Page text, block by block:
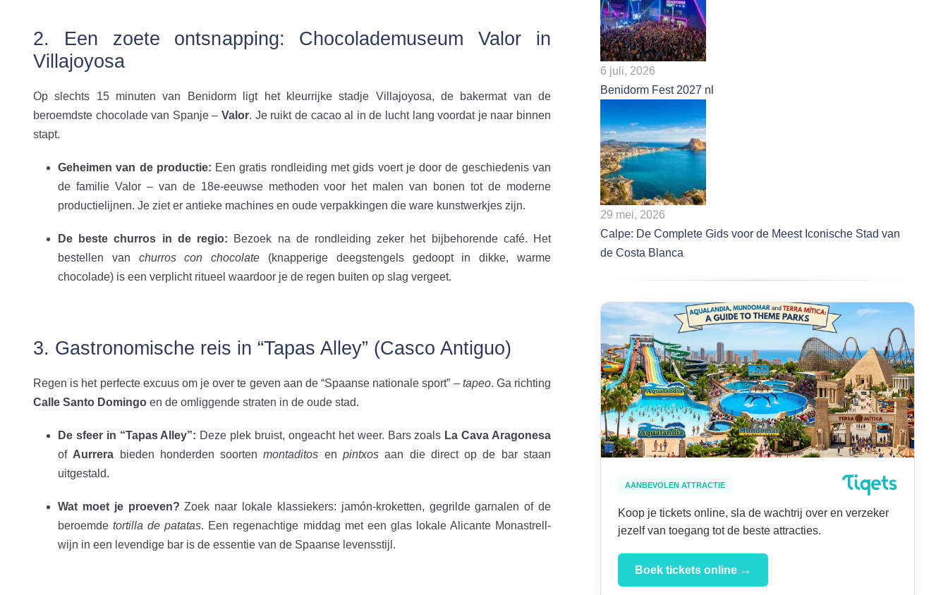
2. Een zoete ontsnapping: Chocolademuseum Valor in
Villajoyosa
Op slechts 15 minuten van Benidorm ligt het kleurrijke stadje Villajoyosa, de bakermat van de
beroemdste chocolade van Spanje –Valor. Je ruikt de cacao al in de lucht lang voordat je naar binnen
stapt.
Geheimen van de productie: Een gratis rondleiding met gids voert je door de geschiedenis van
de familie Valor – van de 18e-eeuwse methoden voor het malen van bonen tot de moderne
productielijnen. Je ziet er antieke machines en oude verpakkingen die ware kunstwerkjes zijn.
De beste churros in de regio: Bezoek na de rondleiding zeker het bijbehorende café. Het
bestellen van churros con chocolate (knapperige deegstengels gedoopt in dikke, warme
chocolade) is een verplicht ritueel waardoor je de regen buiten op slag vergeet.
3. Gastronomische reis in “Tapas Alley” (Casco Antiguo)
Regen is het perfecte excuus om je over te geven aan de “Spaanse nationale sport” – tapeo. Ga richting
Calle Santo Domingo en de omliggende straten in de oude stad.
De sfeer in “Tapas Alley”: Deze plek bruist, ongeacht het weer. Bars zoals La Cava Aragonesa
ofAurrera bieden honderden soortenmontaditos enpintxos aan die direct op de bar staan
uitgestald.
Wat moet je proeven? Zoek naar lokale klassiekers: jamón-kroketten, gegrilde garnalen of de
beroemdetortilla de patatas. Een regenachtige middag met een glas lokale Alicante Monastrell-
wijn in een levendige bar is de essentie van de Spaanse levensstijl.
6 juli, 2026
Benidorm Fest 2027 nl
29 mei, 2026
Calpe: De Complete Gids voor de Meest Iconische Stad van
de Costa Blanca
AANBEVOLEN ATTRACTIE
Koop je tickets online, sla de wachtrij over en verzeker
jezelf van toegang tot de beste attracties.
Boek tickets online →